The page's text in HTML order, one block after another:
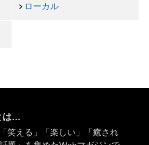
ローカル
は…
笑える」「楽しい」「癒され